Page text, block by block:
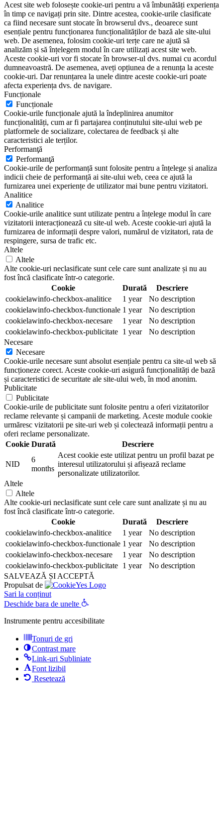
Acest site web folosește cookie-uri pentru a vă îmbunătăți experiența
în timp ce navigați prin site. Dintre acestea, cookie-urile clasificate
ca fiind necesare sunt stocate în browserul dvs., deoarece sunt
esențiale pentru funcționarea funcționalităților de bază ale site-ului
web. De asemenea, folosim cookie-uri terțe care ne ajută să
analizăm și să înțelegem modul în care utilizați acest site web.
Aceste cookie-uri vor fi stocate în browser-ul dvs. numai cu acordul
dumneavoastră. De asemenea, aveți opțiunea de a renunța la aceste
cookie-uri. Dar renunțarea la unele dintre aceste cookie-uri poate
afecta experiența dvs. de navigare.
Funcționale
Funcționale
Cookie-urile funcționale ajută la îndeplinirea anumitor
funcționalități, cum ar fi partajarea conținutului site-ului web pe
platformele de socializare, colectarea de feedback și alte
caracteristici ale terților.
Performanţă
Performanţă
Cookie-urile de performanță sunt folosite pentru a înțelege și analiza
indicii cheie de performanță ai site-ului web, ceea ce ajută la
furnizarea unei experiențe de utilizator mai bune pentru vizitatori.
Analitice
Analitice
Cookie-urile analitice sunt utilizate pentru a înțelege modul în care
vizitatorii interacționează cu site-ul web. Aceste cookie-uri ajută la
furnizarea de informații despre valori, numărul de vizitatori, rata de
respingere, sursa de trafic etc.
Altele
Altele
Alte cookie-uri neclasificate sunt cele care sunt analizate și nu au
fost încă clasificate într-o categorie.
Cookie
Durată
Descriere
cookielawinfo-checkbox-analitice
1 year
No description
cookielawinfo-checkbox-functionale 1 year
No description
cookielawinfo-checkbox-necesare
1 year
No description
cookielawinfo-checkbox-publicitate 1 year
No description
Necesare
Necesare
Cookie-urile necesare sunt absolut esențiale pentru ca site-ul web să
funcționeze corect. Aceste cookie-uri asigură funcționalități de bază
și caracteristici de securitate ale site-ului web, în mod anonim.
Publicitate
Publicitate
Cookie-urile de publicitate sunt folosite pentru a oferi vizitatorilor
reclame relevante și campanii de marketing. Aceste module cookie
urmăresc vizitatorii pe site-uri web și colectează informații pentru a
oferi reclame personalizate.
Cookie Durată Descriere
NID
6
months
Acest cookie este utilizat pentru un profil bazat pe
interesul utilizatorului și afișează reclame
personalizate utilizatorilor.
Altele
Altele
Alte cookie-uri neclasificate sunt cele care sunt analizate și nu au
fost încă clasificate într-o categorie.
Cookie
Durată
Descriere
cookielawinfo-checkbox-analitice
1 year
No description
cookielawinfo-checkbox-functionale 1 year
No description
cookielawinfo-checkbox-necesare
1 year
No description
cookielawinfo-checkbox-publicitate 1 year
No description
SALVEAZĂ ȘI ACCEPTĂ
Propulsat de
Sari la conținut
Deschide bara de unelte
Instrumente pentru accesibilitate
Tonuri de gri
Contrast mare
Link-uri Subliniate
Font lizibil
Resetează